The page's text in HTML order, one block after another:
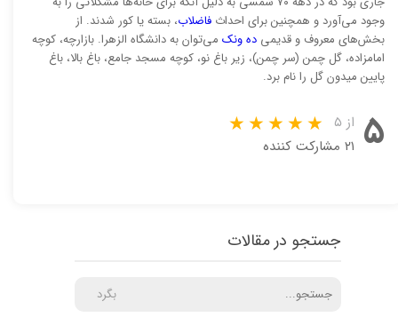
وجود می‌آورد و همچنین برای احداث فاضلاب، بسته یا کور شدند. از
بخش‌های معروف و قدیمی ده ونک می‌توان به دانشگاه الزهرا. بازارچه، کوچه
امامزاده، گل چمن (سر چمن)، زیر باغ نو، کوچه مسجد جامع، باغ بالا، باغ
پایین میدون گل را نام برد.
۵ از ۵
۲۱ مشارکت کننده
جستجو در مقالات
بگرد